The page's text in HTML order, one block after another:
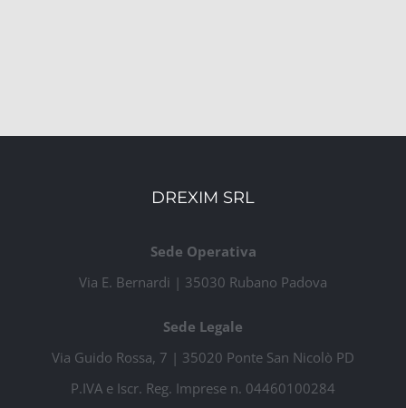
DREXIM SRL
Sede Operativa
Via E. Bernardi | 35030 Rubano Padova
Sede Legale
Via Guido Rossa, 7 | 35020 Ponte San Nicolò PD
P.IVA e Iscr. Reg. Imprese n. 04460100284